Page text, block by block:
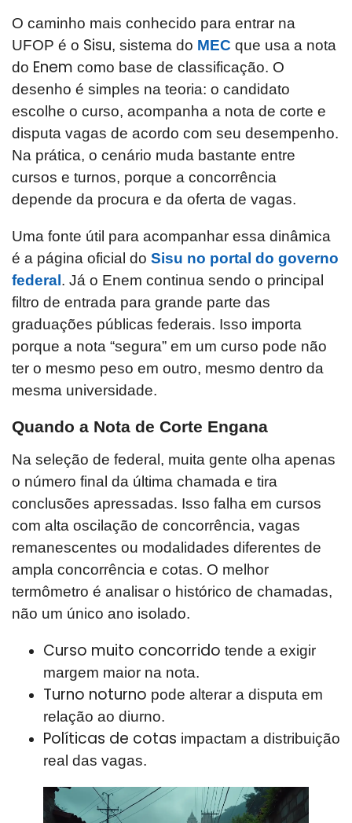
O caminho mais conhecido para entrar na
UFOP é o Sisu, sistema do MEC que usa a nota
do Enem como base de classificação. O
desenho é simples na teoria: o candidato
escolhe o curso, acompanha a nota de corte e
disputa vagas de acordo com seu desempenho.
Na prática, o cenário muda bastante entre
cursos e turnos, porque a concorrência
depende da procura e da oferta de vagas.
Uma fonte útil para acompanhar essa dinâmica
é a página oficial do Sisu no portal do governo
federal. Já o Enem continua sendo o principal
filtro de entrada para grande parte das
graduações públicas federais. Isso importa
porque a nota “segura” em um curso pode não
ter o mesmo peso em outro, mesmo dentro da
mesma universidade.
Quando a Nota de Corte Engana
Na seleção de federal, muita gente olha apenas
o número final da última chamada e tira
conclusões apressadas. Isso falha em cursos
com alta oscilação de concorrência, vagas
remanescentes ou modalidades diferentes de
ampla concorrência e cotas. O melhor
termômetro é analisar o histórico de chamadas,
não um único ano isolado.
Curso muito concorrido tende a exigir
margem maior na nota.
Turno noturno pode alterar a disputa em
relação ao diurno.
Políticas de cotas impactam a distribuição
real das vagas.